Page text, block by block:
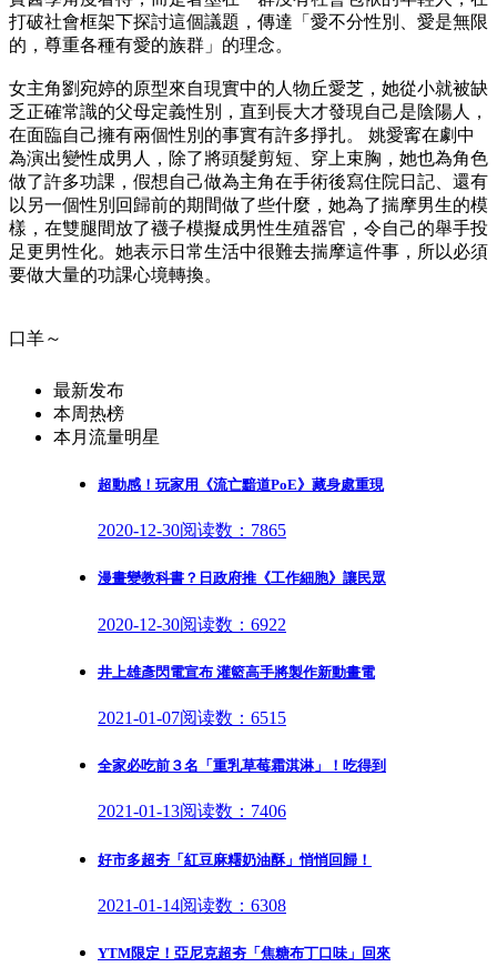
打破社會框架下探討這個議題，傳達「愛不分性別、愛是無限
的，尊重各種有愛的族群」的理念。
女主角劉宛婷的原型來自現實中的人物丘愛芝，她從小就被缺
乏正確常識的父母定義性別，直到長大才發現自己是陰陽人，
在面臨自己擁有兩個性別的事實有許多掙扎。 姚愛寗在劇中
為演出變性成男人，除了將頭髮剪短、穿上束胸，她也為角色
做了許多功課，假想自己做為主角在手術後寫住院日記、還有
以另一個性別回歸前的期間做了些什麼，她為了揣摩男生的模
樣，在雙腿間放了襪子模擬成男性生殖器官，令自己的舉手投
足更男性化。她表示日常生活中很難去揣摩這件事，所以必須
要做大量的功課心境轉換。
口羊～
最新发布
本周热榜
本月流量明星
超動感！玩家用《流亡黯道PoE》藏身處重現
2020-12-30阅读数：7865
漫畫變教科書？日政府推《工作細胞》讓民眾
2020-12-30阅读数：6922
井上雄彥閃電宣布 灌籃高手將製作新動畫電
2021-01-07阅读数：6515
全家必吃前３名「重乳草莓霜淇淋」！吃得到
2021-01-13阅读数：7406
好市多超夯「紅豆麻糬奶油酥」悄悄回歸！
2021-01-14阅读数：6308
YTM限定！亞尼克超夯「焦糖布丁口味」回來